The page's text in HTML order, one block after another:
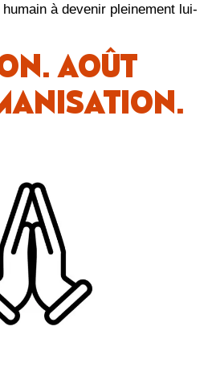
à devenir pleinement lui-
AOÛT